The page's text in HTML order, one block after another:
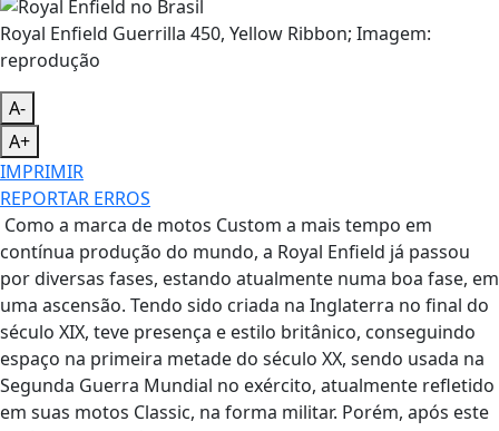
Royal Enfield Guerrilla 450, Yellow Ribbon; Imagem:
reprodução
A-
A+
IMPRIMIR
REPORTAR ERROS
Como a marca de motos Custom a mais tempo em
contínua produção do mundo, a Royal Enfield já passou
por diversas fases, estando atualmente numa boa fase, em
uma ascensão. Tendo sido criada na Inglaterra no final do
século XIX, teve presença e estilo britânico, conseguindo
espaço na primeira metade do século XX, sendo usada na
Segunda Guerra Mundial no exército, atualmente refletido
em suas motos Classic, na forma militar. Porém, após este